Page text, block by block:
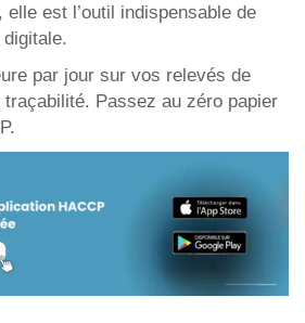
est l’outil indispensable de
par jour sur vos relevés de
Passez au zéro papier
.